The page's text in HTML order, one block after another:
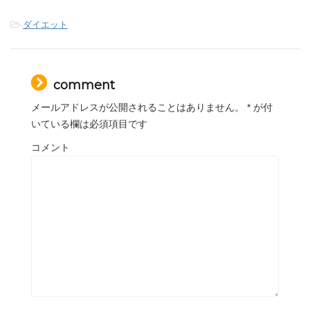
-ダイエット
comment
メールアドレスが公開されることはありません。 * が付
いている欄は必須項目です
コメント